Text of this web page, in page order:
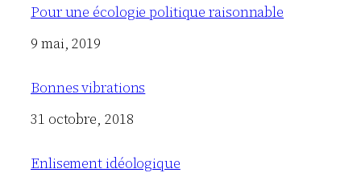
Pour une écologie politique raisonnable
Date
9 mai, 2019
Bonnes vibrations
Date
31 octobre, 2018
Enlisement idéologique